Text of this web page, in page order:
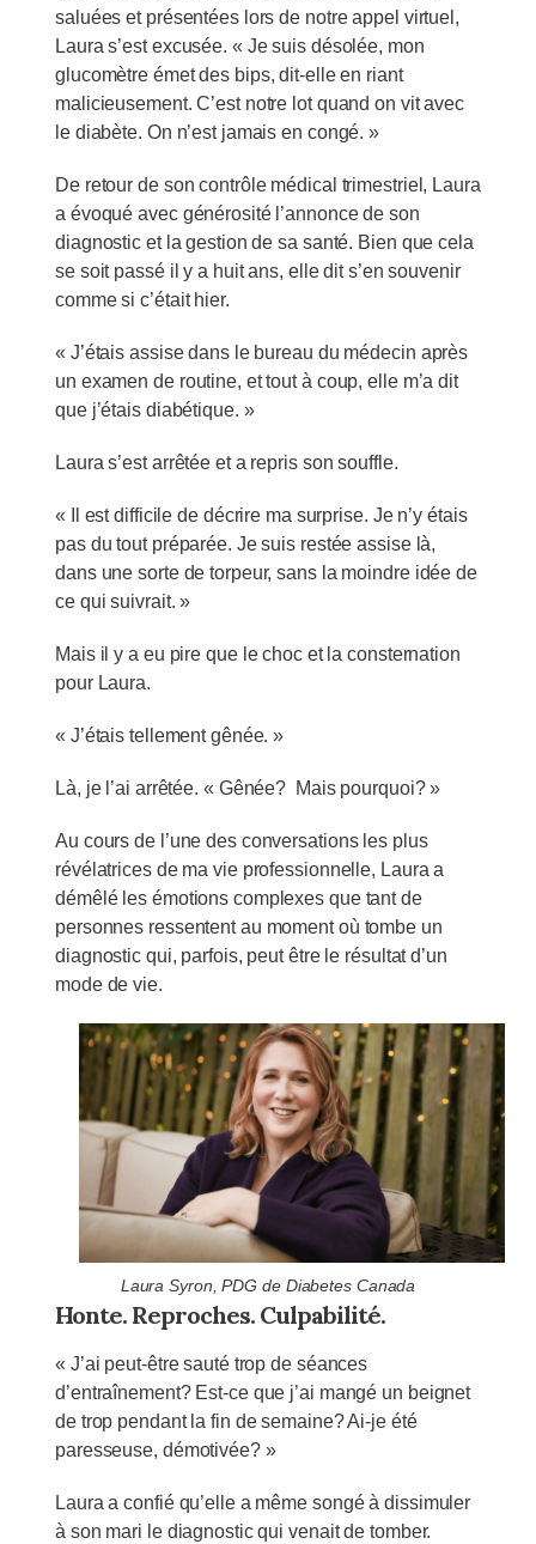
saluées et présentées lors de notre appel virtuel,
Laura s’est excusée. « Je suis désolée, mon
glucomètre émet des bips, dit-elle en riant
malicieusement. C’est notre lot quand on vit avec
le diabète. On n’est jamais en congé. »
De retour de son contrôle médical trimestriel, Laura
a évoqué avec générosité l’annonce de son
diagnostic et la gestion de sa santé. Bien que cela
se soit passé il y a huit ans, elle dit s’en souvenir
comme si c’était hier.
« J’étais assise dans le bureau du médecin après
un examen de routine, et tout à coup, elle m’a dit
que j’étais diabétique. »
Laura s’est arrêtée et a repris son souffle.
« Il est difficile de décrire ma surprise. Je n’y étais
pas du tout préparée. Je suis restée assise là,
dans une sorte de torpeur, sans la moindre idée de
ce qui suivrait. »
Mais il y a eu pire que le choc et la consternation
pour Laura.
« J’étais tellement gênée. »
Là, je l’ai arrêtée. « Gênée? Mais pourquoi? »
Au cours de l’une des conversations les plus
révélatrices de ma vie professionnelle, Laura a
démêlé les émotions complexes que tant de
personnes ressentent au moment où tombe un
diagnostic qui, parfois, peut être le résultat d’un
mode de vie.
Laura Syron, PDG de Diabetes Canada
Honte. Reproches. Culpabilité.
« J’ai peut-être sauté trop de séances
d’entraînement? Est-ce que j’ai mangé un beignet
de trop pendant la fin de semaine? Ai-je été
paresseuse, démotivée? »
Laura a confié qu’elle a même songé à dissimuler
à son mari le diagnostic qui venait de tomber.